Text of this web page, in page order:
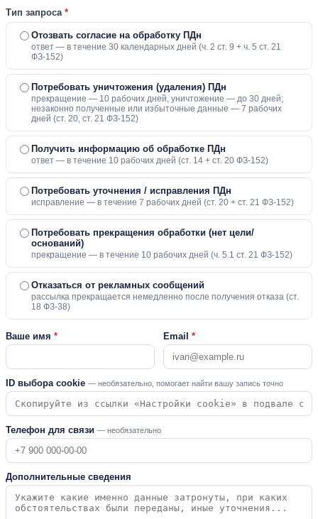
Тип запроса *
Отозвать согласие на обработку ПДн
ответ — в течение 30 календарных дней (ч. 2 ст. 9 + ч. 5 ст. 21
ФЗ-152)
Потребовать уничтожения (удаления) ПДн
прекращение — 10 рабочих дней, уничтожение — до 30 дней;
незаконно полученные или избыточные данные — 7 рабочих
дней (ст. 20, ст. 21 ФЗ-152)
Получить информацию об обработке ПДн
ответ — в течение 10 рабочих дней (ст. 14 + ст. 20 ФЗ-152)
Потребовать уточнения / исправления ПДн
исправление — в течение 7 рабочих дней (ст. 20 + ст. 21 ФЗ-152)
Потребовать прекращения обработки (нет цели/
оснований)
прекращение — в течение 10 рабочих дней (ч. 5.1 ст. 21 ФЗ-152)
Отказаться от рекламных сообщений
рассылка прекращается немедленно после получения отказа (ст.
18 ФЗ-38)
Ваше имя * Email *
ID выбора cookie — необязательно, помогает найти вашу запись точно
Телефон для связи — необязательно
Дополнительные сведения